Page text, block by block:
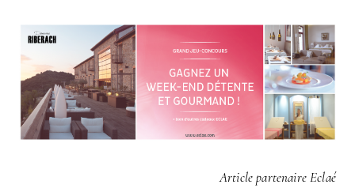
Article partenaire Eclaé